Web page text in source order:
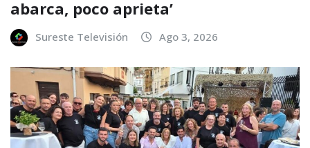
abarca, poco aprieta’
Sureste Televisión Ago 3, 2026